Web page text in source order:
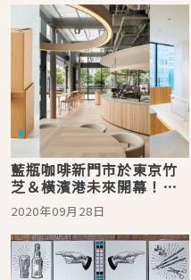
藍瓶咖啡新門市於東京竹
芝＆橫濱港未來開幕！話
題新品聯名家具、販賣
機、外帶桶裝咖啡登場
2020年09月28日